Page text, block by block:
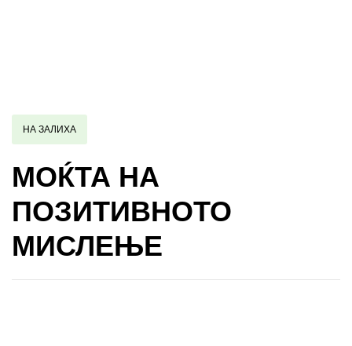
НА ЗАЛИХА
МОЌТА НА
ПОЗИТИВНОТО
МИСЛЕЊЕ